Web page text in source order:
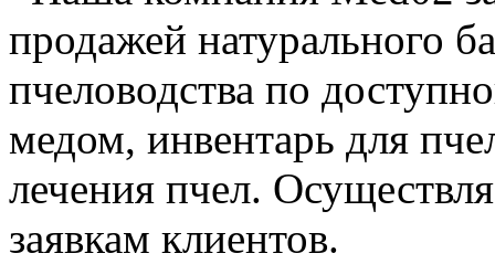
продажей натурального
пчеловодства по
медом, инвентарь для
лечения пчел.
заявкам клиентов.